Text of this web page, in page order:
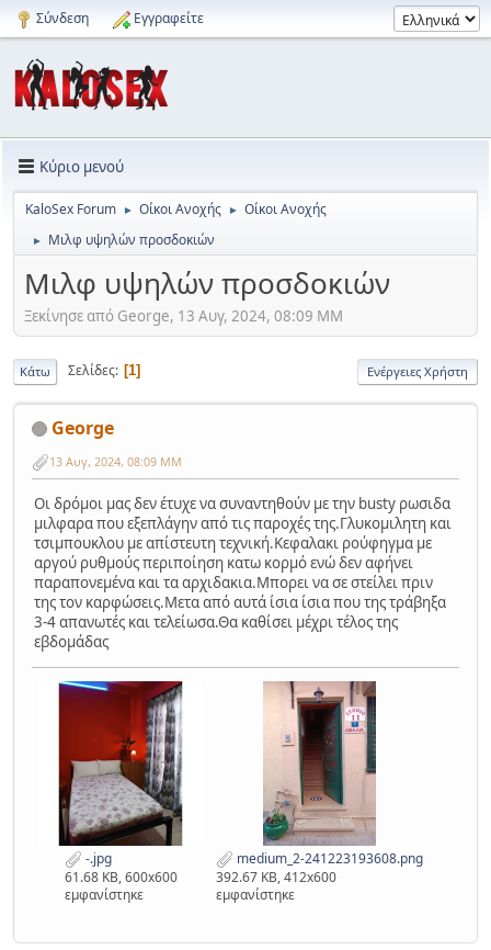
Σύνδεση Εγγραφείτε
Κύριο μενού
KaloSex Forum ► Οίκοι Ανοχής ► Οίκοι Ανοχής
► Μιλφ υψηλών προσδοκιών
Μιλφ υψηλών προσδοκιών
Ξεκίνησε από George, 13 Αυγ, 2024, 08:09 ΜΜ
Κάτω Σελίδες 1 Ενέργειες Χρήστη
George
13 Αυγ, 2024, 08:09 ΜΜ
Οι δρόμοι μας δεν έτυχε να συναντηθούν με την busty ρωσιδα
μιλφαρα που εξεπλάγην από τις παροχές της.Γλυκομιλητη και
τσιμπουκλου με απίστευτη τεχνική.Κεφαλακι ρούφηγμα με
αργού ρυθμούς περιποίηση κατω κορμό ενώ δεν αφήνει
παραπονεμένα και τα αρχιδακια.Μπορει να σε στείλει πριν
της τον καρφώσεις.Μετα από αυτά ίσια ίσια που της τράβηξα
3-4 απανωτές και τελείωσα.Θα καθίσει μέχρι τέλος της
εβδομάδας
-.jpg
61.68 KB, 600x600
εμφανίστηκε
medium_2-241223193608.png
392.67 KB, 412x600
εμφανίστηκε